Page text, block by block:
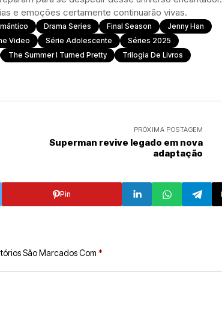
e emoções certamente continuarão vivas.
Drama Series Final Season
Jenny Han
Video Série Adolescente
Séries 2025
The Summer I Turned Pretty
Trilogia De Livros
PRÓXIMA POSTAGEM
Superman revive legado em nova
adaptação
Pin
São Marcados Com *